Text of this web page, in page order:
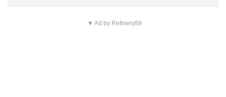
▼ Ad by Refinery89